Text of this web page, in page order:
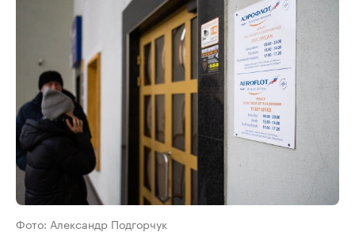
Фото: Александр Подгорчук